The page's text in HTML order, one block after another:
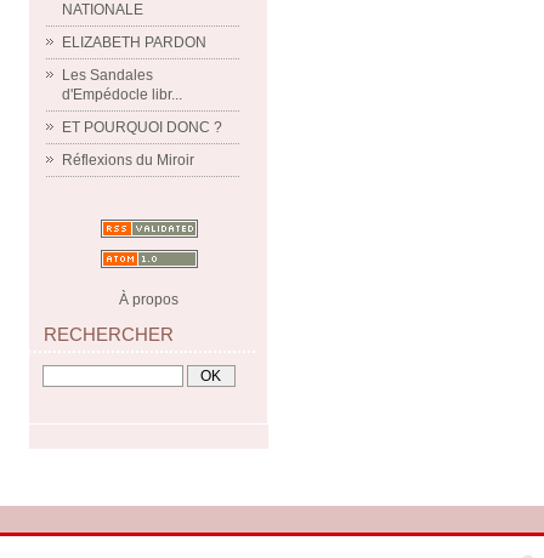
NATIONALE
ELIZABETH PARDON
Les Sandales
d'Empédocle libr...
ET POURQUOI DONC ?
Réflexions du Miroir
À propos
RECHERCHER